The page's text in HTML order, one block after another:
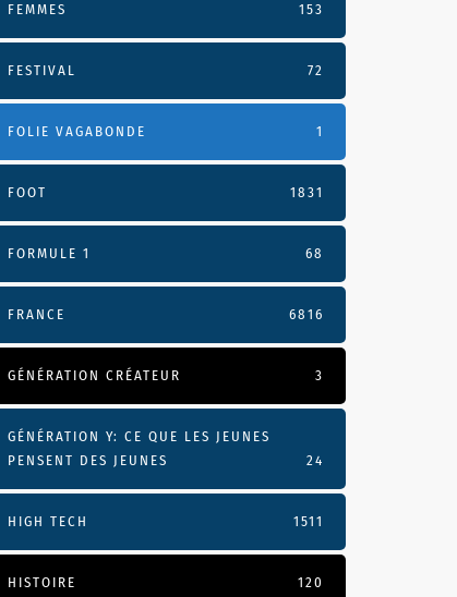
FEMMES 153
FESTIVAL 72
FOLIE VAGABONDE 1
FOOT 1831
FORMULE 1 68
FRANCE 6816
GÉNÉRATION CRÉATEUR 3
GÉNÉRATION Y: CE QUE LES JEUNES
PENSENT DES JEUNES
24
HIGH TECH 1511
HISTOIRE 120